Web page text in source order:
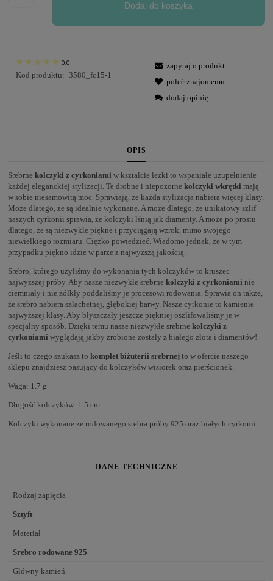
Dodaj do koszyka
0.0
Kod produktu: 3580_fc15-1
zapytaj o produkt
poleć znajomemu
dodaj opinię
OPIS
Srebrne kolczyki z cyrkoniami w kształcie łezki to wspaniałe uzupełnienie
każdej eleganckiej stylizacji. Te drobne i niepozorne kolczyki wkrętki mają
w sobie niesamowitą moc. Sprawiają, że każda stylizacja nabiera więcej klasy.
Może dlatego, że są idealnie wykonane. A może dlatego, że unikatowy szlif
naszych cyrkonii sprawia, że kolczyki lśnią jak diamenty. A może po prostu
dlatego, że są niezwykle piękne i przyciągają wzrok, mimo swojego
niewielkiego rozmiaru. Ciężko powiedzieć. Wiadomo jednak, że w tym
przypadku piękno idzie w parze z najwyższą jakością.
Srebro, którego użyliśmy do wykonania tych kolczyków to kruszec
najwyższej próby. Aby nasze niezwykłe srebrne kolczyki z cyrkoniami nie
ciemniały i nie żółkły poddaliśmy je procesowi rodowania. Sprawia on także,
że srebro nabiera szlachetnej, głębokiej barwy. Nasze cyrkonie to kamienie
najwyższej klasy. Aby błyszczały jeszcze piękniej oszlifowaliśmy je w
specjalny sposób. Dzięki temu nasze niezwykłe srebrne kolczyki z
cyrkoniami wyglądają jakby zrobione zostały z białego złota i diamentów!
Jeśli to czego szukasz to komplet biżuterii srebrnej to w ofercie naszego
sklepu znajdziesz pasujący do kolczyków wisiorek oraz pierścionek
Waga: 1.7 g
Długość kolczyków: 1.5 cm
Kolczyki wykonane ze rodowanego srebra próby 925 oraz białych cyrkonii
DANE TECHNICZNE
Rodzaj zapięcia
Sztyft
Materiał
Srebro rodowane 925
Główny kamień